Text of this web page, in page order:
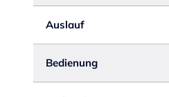
Auslauf
Bedienung